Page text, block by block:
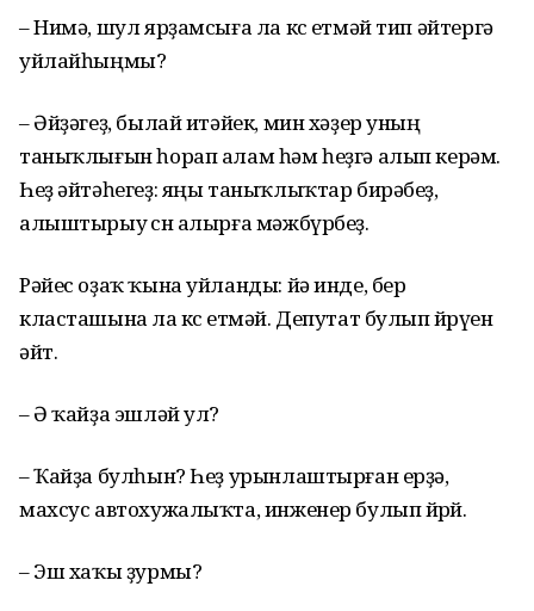
– Нимә, шул ярҙамсыға ла көс етмәй тип әйтергә
уйлайһыңмы?
– Әйҙәгеҙ, былай итәйек, мин хәҙер уның
таныҡлығын һорап алам һәм һеҙгә алып керәм.
Һеҙ әйтәһегеҙ: яңы таныҡлыҡтар бирәбеҙ,
алыштырыу өсөн алырға мәжбүрбеҙ.
Рәйес оҙаҡ ҡына уйланды: йә инде, бер
класташына ла көсө етмәй. Депутат булып йөрөүен
әйт.
– Ә ҡайҙа эшләй ул?
– Ҡайҙа булһын? Һеҙ урынлаштырған ерҙә,
махсус автохужалыҡта, инженер булып йөрөй.
– Эш хаҡы ҙурмы?